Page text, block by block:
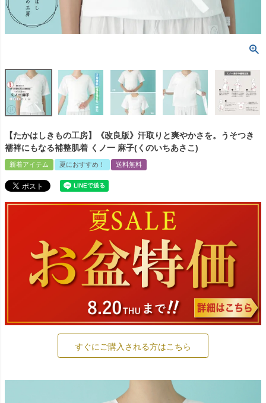
【たかはしきもの工房】《改良版》汗取りと爽やかさを。うそつき
襦袢にもなる補整肌着 くノ一 麻子(くのいちあさこ)
新着アイテム 夏におすすめ！ 送料無料
すぐにご購入される方はこちら